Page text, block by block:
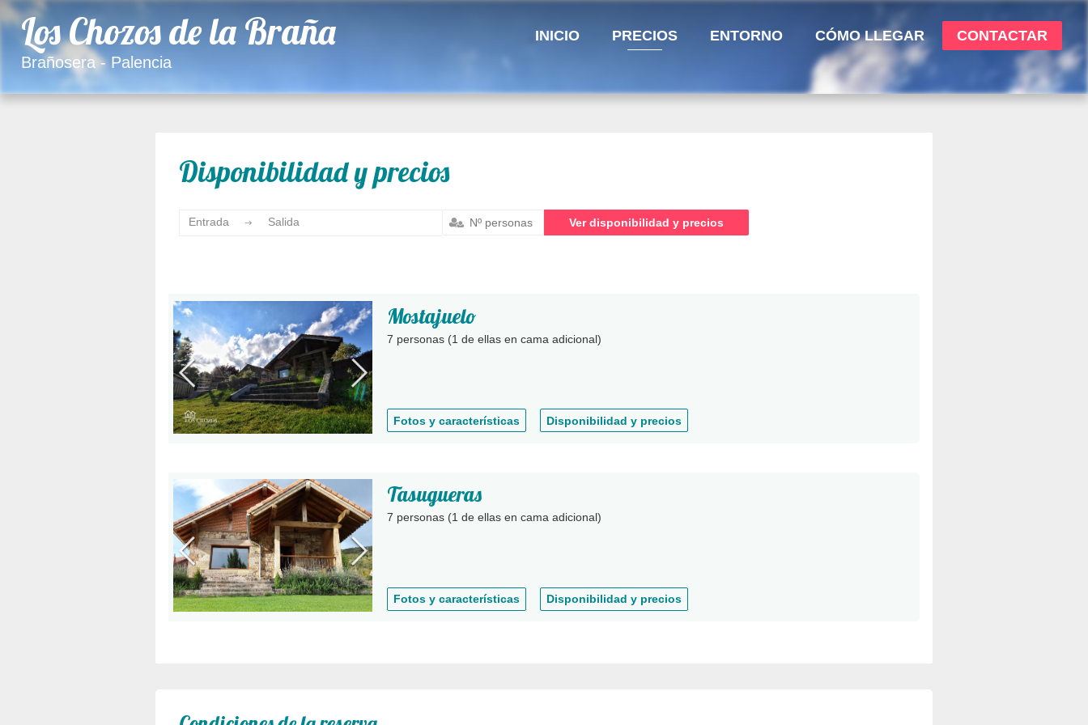
Los Chozos de la Braña
Brañosera - Palencia
INICIO PRECIOS ENTORNO CÓMO LLEGAR CONTACTAR
Disponibilidad y precios
Entrada Salida
Mostajuelo
7 personas (1 de ellas en cama adicional)
Fotos y características Disponibilidad y precios
Tasugueras
7 personas (1 de ellas en cama adicional)
Fotos y características Disponibilidad y precios